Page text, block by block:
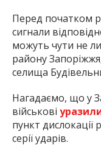
Перед початком
сигнали
можуть чути не
району
селища
Нагадаємо, що у
військові
пункт дислокації
серії ударів.